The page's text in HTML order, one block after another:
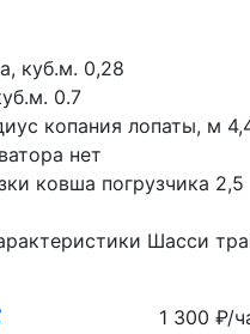
куб.м. 0,28
0.7
копания лопаты, м
нет
ковша погрузчика 2,5
Шасси
1 300 ₽/